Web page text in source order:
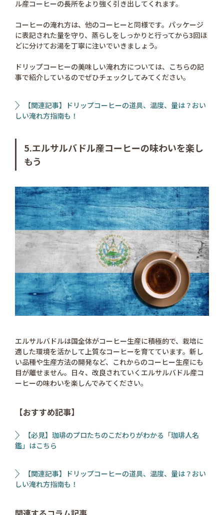
ル産コーヒーの長所をより強く引き出してくれます。
コーヒーの淹れ方は、他のコーヒーと同様です。パッケージ
に表記された量を守り、蒸らしをしっかりと行ってから3回ほ
どに分けてお湯を丁寧に注いでいきましょう。
ドリップコーヒーの美味しい淹れ方については、こちらの記
事で紹介しているのでぜひチェックしてみてください。
【関連記事】ドリップコーヒーの道具、温度、量は？おい
しい淹れ方指南も！
5.エルサルバドル産コーヒーの味わいを楽し
もう
エルサルバドルは国全体がコーヒー生産に積極的で、栽培に
適した環境を活かして上質なコーヒーを育てています。新し
い品種や生産方法の開発など、これからのコーヒー生産にも
目が離せません。日々、改良されていくエルサルバドル産コ
ーヒーの味わいを楽しんでみてください。
【おすすめ記事】
【必見】珈琲のプロたちのこだわりがわかる「珈琲人名
鑑」はこちら
【関連記事】ドリップコーヒーの道具、温度、量は？おい
しい淹れ方指南も！